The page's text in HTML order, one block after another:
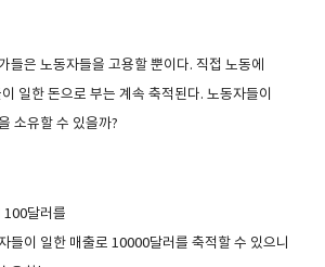
들은 노동자들을 고용할 뿐이다. 직접 노동에
일한 돈으로 부는 계속 축적된다. 노동자들이
소유할 수 있을까?
100달러를
들이 일한 매출로 10000달러를 축적할 수 있으니